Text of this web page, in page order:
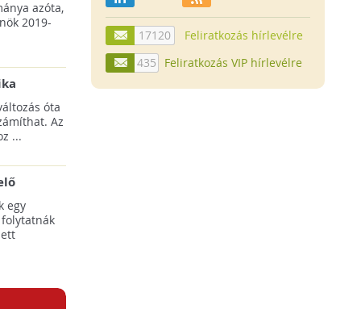
azóta,
2019-
óta
Az
...
egy
17120
Feliratkozás hírlevélre
435
Feliratkozás VIP hírlevélre